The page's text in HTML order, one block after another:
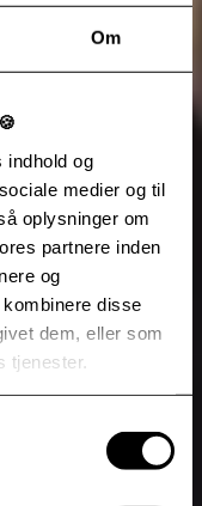
Om
indhold og
medier og til
oplysninger om
partnere inden
og
disse
dem, eller som
tjenester.